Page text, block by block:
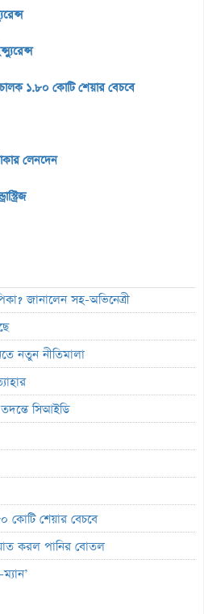
১.৮০ কোটি শেয়ার বেচবে
লেনদেন
জানালেন সহ-অভিনেত্রী
নতুন নীতিমালা
সিআইডি
কোটি শেয়ার বেচবে
করল পানির বোতল
দাম